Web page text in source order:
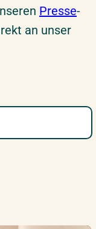
Presse-
an unser